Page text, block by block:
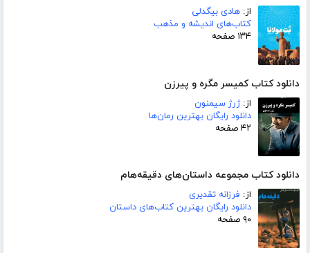
از: هادی بیگدلی
کتاب‌های اندیشه و مذهب
۱۳۴ صفحه
دانلود کتاب کمیسر مگره و پیرزن
از:ژرژ سیمنون
دانلود رایگان بهترین رمان‌ها
۴۲ صفحه
دانلود کتاب مجموعه داستان‌های دقیقه‌هام
از: فرزانه تقدیری
دانلود رایگان بهترین کتاب‌های داستان
۹۰ صفحه